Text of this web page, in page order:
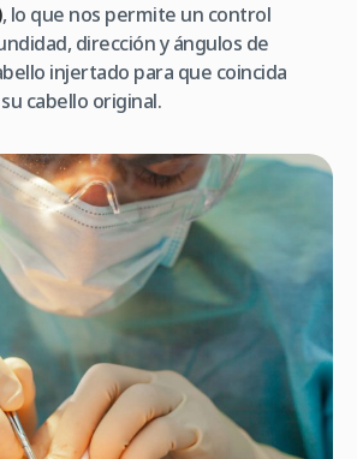
, lo que nos permite un control
dirección y ángulos de
injertado para que coincida
cabello original.